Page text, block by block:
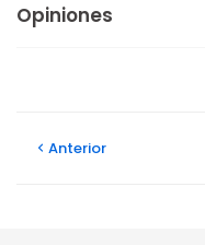
Opiniones
Anterior